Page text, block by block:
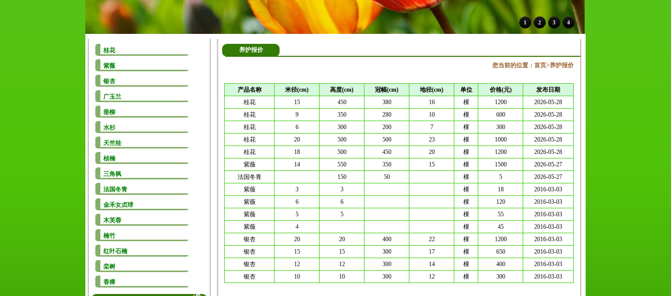
1 2 3 4
桂花
紫薇
银杏
广玉兰
垂柳
水杉
天竺桂
桢楠
三角枫
法国冬青
金禾女贞球
木芙蓉
楠竹
红叶石楠
栾树
香樟
养护报价
您当前的位置： 首页>养护报价
产品名称 米径(cm) 高度(cm) 冠幅(cm) 地径(cm) 单位 价格(元)
发布日期
桂花
15 450 380 16 棵 1200
2026-05-28
桂花
9 350 280 10 棵 600
2026-05-28
桂花
6 300 200 7 棵 300
2026-05-28
桂花
20 500 500 23 棵 1000
2026-05-28
桂花
18 500 450 20 棵 1200
2026-05-28
紫薇
14 550 350 15 棵 1500
2026-05-27
法国冬青
150 50 棵 5
2026-05-27
紫薇
3 3 棵 18
2016-03-03
紫薇
6 6 棵 120
2016-03-03
紫薇
5 5 棵 55
2016-03-03
紫薇
4 棵 45
2016-03-03
银杏
20 20 400 22 棵 1200
2016-03-03
银杏
15 15 300 17 棵 650
2016-03-03
银杏
12 12 300 14 棵 400
2016-03-03
银杏
10 10 300 12 棵 300 2016-03-03